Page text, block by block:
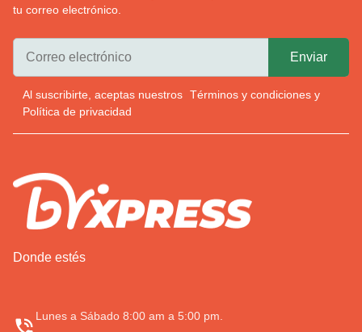
tu correo electrónico.
Al suscribirte, aceptas nuestros Términos y condiciones y
Política de privacidad
Donde estés
Lunes a Sábado 8:00 am a 5:00 pm.